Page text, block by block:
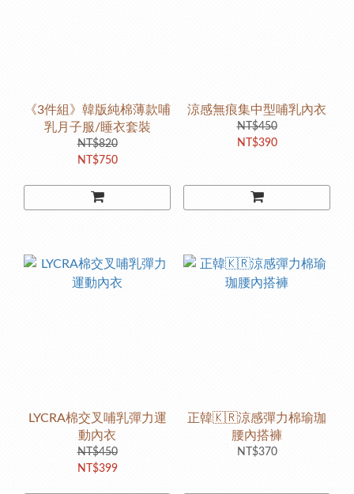
《3件組》韓版純棉薄款哺
乳月子服/睡衣套裝
NT$820
NT$750
涼感無痕集中型哺乳內衣
NT$450
NT$390
LYCRA棉交叉哺乳彈力運
動內衣
NT$450
NT$399
正韓🇰🇷涼感彈力棉瑜珈
腰內搭褲
NT$370